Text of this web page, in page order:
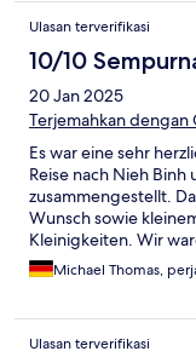
Ulasan terverifikasi
10/10
20 Jan 2025
Terjemahkan dengan
Es war eine sehr
Reise nach Nieh
zusammengestellt.
Wunsch sowie
Kleinigkeiten. Wir
unserer Rundreise
Michael Thomas,
Ulasan terverifikasi